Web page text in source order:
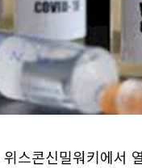
스콘신밀워키에서